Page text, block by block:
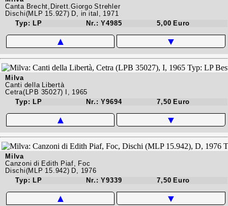
Canta Brecht,Dirett.Giorgo Strehler
Dischi(MLP 15.927) D, in ital, 1971
Typ: LP
Nr.: Y4985 5,00 Euro
▲ ▼
Milva
Canti della Libertà
Cetra(LPB 35027) I, 1965
Typ: LP
Nr.: Y9694 7,50 Euro
▲ ▼
Milva
Canzoni di Edith Piaf, Foc
Dischi(MLP 15.942) D, 1976
Typ: LP
Nr.: Y9339 7,50 Euro
▲ ▼